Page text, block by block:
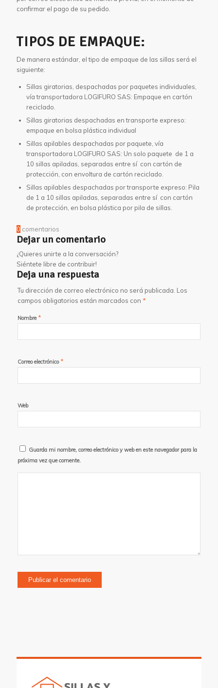
confirmar el pago de su pedido.
TIPOS DE EMPAQUE:
De manera estándar, el tipo de empaque de las sillas será el
siguiente:
Sillas giratorias, despachadas por paquetes individuales,
vía transportadora LOGIFURO SAS: Empaque en cartón
reciclado.
Sillas giratorias despachadas en transporte expreso:
empaque en bolsa plástica individual
Sillas apilables despachadas por paquete, vía
transportadora LOGIFURO SAS: Un solo paquete de 1 a
10 sillas apiladas, separadas entre sí con cartón de
protección, con envoltura de cartón reciclado.
Sillas apilables despachadas por transporte expreso: Pila
de 1 a 10 sillas apiladas, separadas entre sí con cartón
de protección, en bolsa plástica por pila de sillas.
0 comentarios
Dejar un comentario
¿Quieres unirte a la conversación?
Siéntete libre de contribuir!
Deja una respuesta
Tu dirección de correo electrónico no será publicada. Los
campos obligatorios están marcados con *
Nombre *
Correo electrónico *
Web
Guarda mi nombre, correo electrónico y web en este navegador para la
próxima vez que comente.